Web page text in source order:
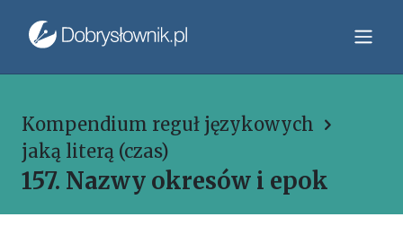
Kompendium reguł językowych
jaką literą (czas)
157. Nazwy okresów i epok